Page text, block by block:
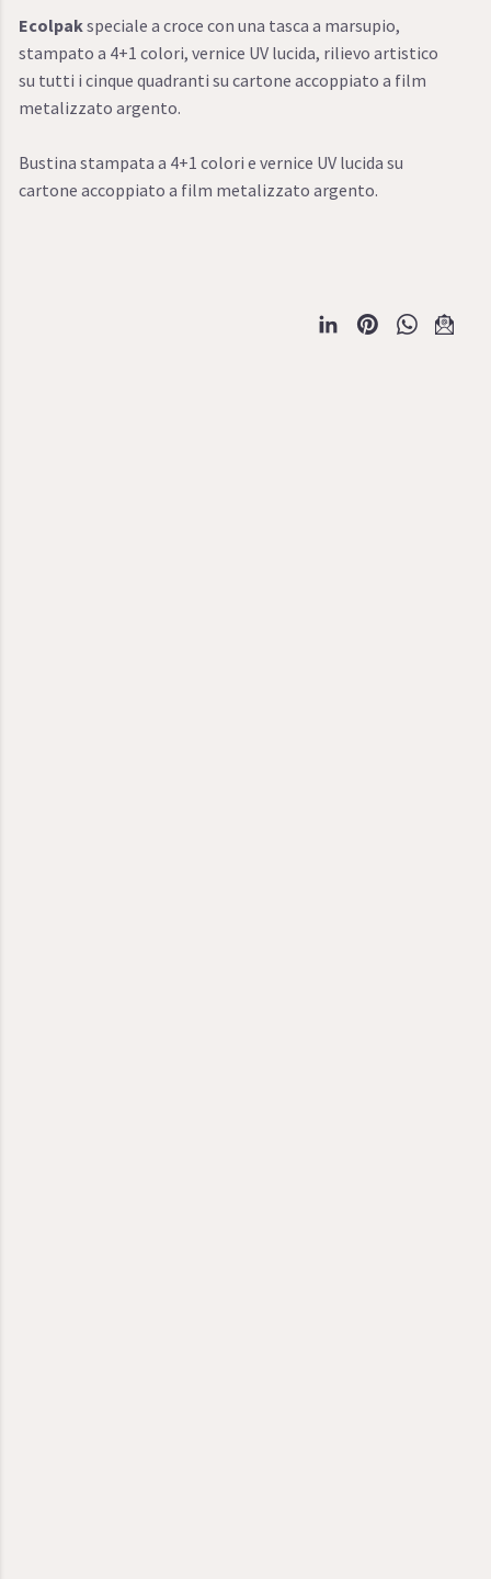
Ecolpakspeciale a croce con una tasca a marsupio,
stampato a 4+1 colori, vernice UV lucida, rilievo artistico
su tutti i cinque quadranti su cartone accoppiato a film
metalizzato argento.
Bustina stampata a 4+1 colori e vernice UV lucida su
cartone accoppiato a film metalizzato argento.